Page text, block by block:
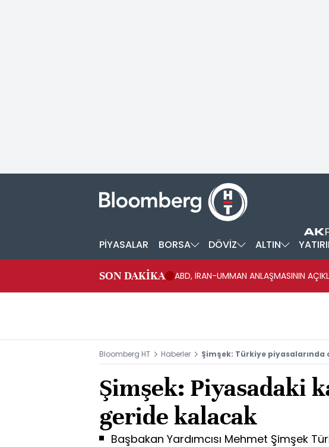
PİYASALAR BORSA DÖVİZ ALTIN
SON DAKİKA ABD, İRAN-UMMAN ANLAŞMASININ
Bloomberg HT Haberler Şimşek: Türkiye
Şimşek: Piyasadaki
geride kalacak
Başbakan Yardımcısı Mehmet Şimşek